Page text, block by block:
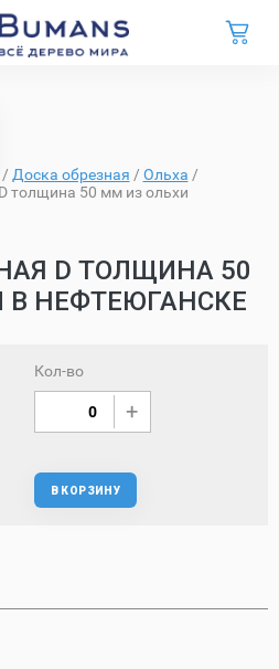
/ Доска обрезная / Ольха /
толщина 50 мм из ольхи
D ТОЛЩИНА 50
НЕФТЕЮГАНСКЕ
Кол-во
В КОРЗИНУ